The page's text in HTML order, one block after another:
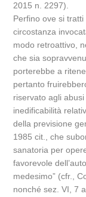
2015 n. 2297).
Perfino ove si
circostanza
modo retroattivo,
che sia
porterebbe a
pertanto
riservato agli
inedificabilità
della previsione
1985 cit., che
sanatoria per
favorevole
medesimo” (cfr.,
nonché sez. VI, 7